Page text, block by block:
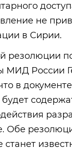
не
в Сирии.
резолюции
МИД России
в
Обе